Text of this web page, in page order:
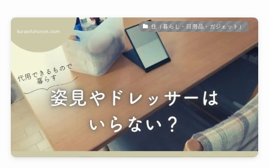
住（暮らし・日用品・ガジェット）